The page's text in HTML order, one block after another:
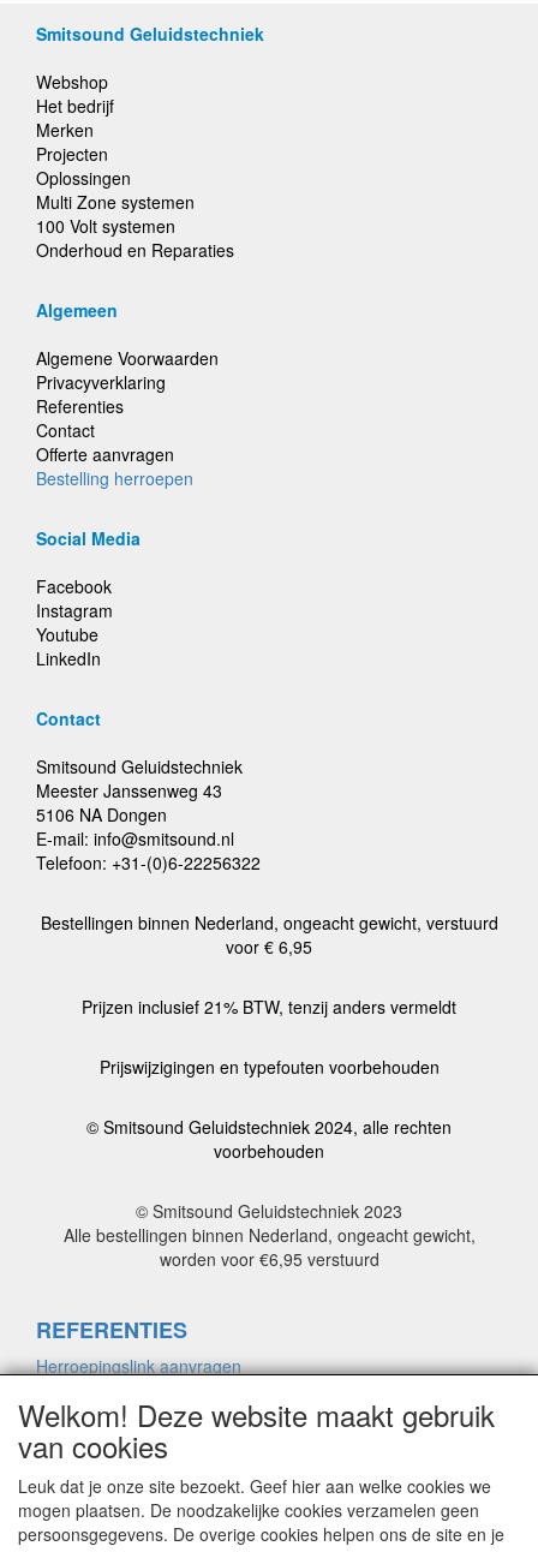
Smitsound Geluidstechniek
Webshop
Het bedrijf
Merken
Projecten
Oplossingen
Multi Zone systemen
100 Volt systemen
Onderhoud en Reparaties
Algemeen
Algemene Voorwaarden
Privacyverklaring
Referenties
Contact
Offerte aanvragen
Bestelling herroepen
Social Media
Facebook
Instagram
Youtube
LinkedIn
Contact
Smitsound Geluidstechniek
Meester Janssenweg 43
5106 NA Dongen
E-mail: info@smitsound.nl
Telefoon: +31-(0)6-22256322
Bestellingen binnen Nederland, ongeacht gewicht, verstuurd
voor € 6,95
Prijzen inclusief 21% BTW, tenzij anders vermeldt
Prijswijzigingen en typefouten voorbehouden
© Smitsound Geluidstechniek 2024, alle rechten
voorbehouden
© Smitsound Geluidstechniek 2023
Alle bestellingen binnen Nederland, ongeacht gewicht,
worden voor €6,95 verstuurd
REFERENTIES
Herroepingslink aanvragen
ALGEMENE VOORWAARDEN
Herroepingslink aanvragen
Welkom! Deze website maakt gebruik
van cookies
Leuk dat je onze site bezoekt. Geef hier aan welke cookies we
mogen plaatsen. De noodzakelijke cookies verzamelen geen
persoonsgegevens. De overige cookies helpen ons de site en je